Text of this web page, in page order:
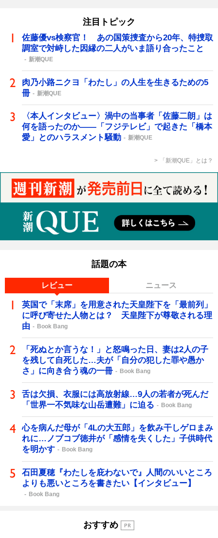
注目トピック
佐藤優vs検察官！ あの国策捜査から20年、特捜取
調室で対峙した因縁の二人がいま語り合ったこと
新潮QUE
肉乃小路ニクヨ「わたし」の人生を生きるための5
冊
新潮QUE
〈本人インタビュー〉渦中の当事者「佐藤二朗」は
何を語ったのか――「フジテレビ」で起きた「橋本
愛」とのハラスメント騒動
新潮QUE
「新潮QUE」とは？
話題の本
レビュー ニュース
英国で「末席」を用意された天皇陛下を「最前列」
に呼び寄せた人物とは？ 天皇陛下が尊敬される理
由
Book Bang
「死ぬとか言うな！」と怒鳴った日、妻は2人の子
を残して自死した…夫が「自分の犯した罪や愚か
さ」に向き合う魂の一冊
Book Bang
舌は欠損、衣服には高放射線…9人の若者が死んだ
「世界一不気味な山岳遭難」に迫る
Book Bang
心を病んだ母が「4Lの大五郎」を飲み干しゲロまみ
れに…ノブコブ徳井が「感情を失くした」子供時代
を明かす
Book Bang
石田夏穂『わたしを庇わないで』人間のいいところ
よりも悪いところを書きたい【インタビュー】
Book Bang
おすすめ